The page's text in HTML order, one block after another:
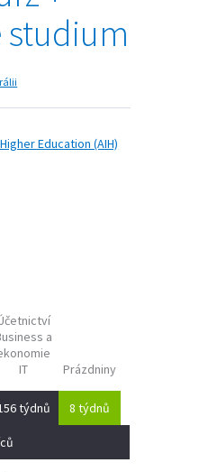
studium
Education (AIH)
a
IT
Prázdniny
týdnů 8 týdnů